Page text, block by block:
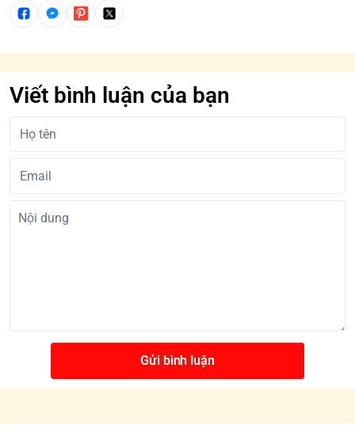
Viết bình luận của bạn
Gửi bình luận